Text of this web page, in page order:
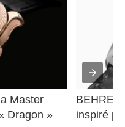
Master
Dragon »
inspiré